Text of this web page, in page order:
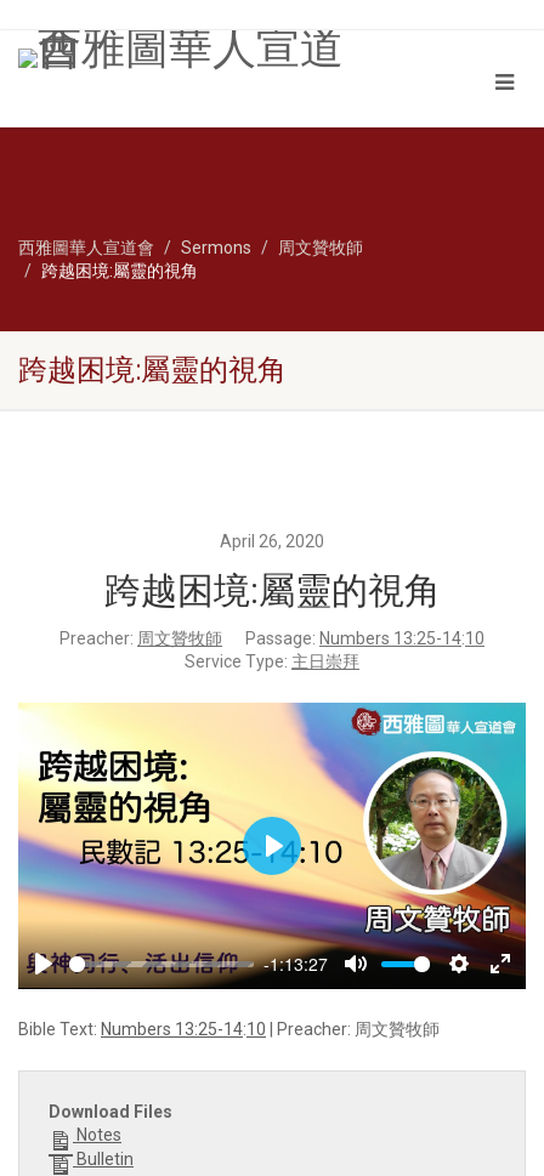
西雅圖華人宣道會 Sermons
周文贊牧師
跨越困境:屬靈的視角
跨越困境:屬靈的視角
April 26, 2020
跨越困境:屬靈的視角
Preacher: 周文贊牧師 Passage: Numbers 13:25-14:10
Service Type: 主日崇拜
Play
-1:13:27
Mute
Settings
Enter
Play
Bible Text: Numbers 13:25-14:10 | Preacher: 周文贊牧師
Download Files
Notes
Bulletin